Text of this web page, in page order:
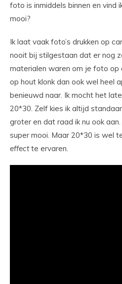
foto is inmiddels binnen en vind
mooi?
Ik laat vaak foto’s drukken op
nooit bij stilgestaan dat er nog
materialen waren om je foto op
op hout klonk dan ook wel heel
benieuwd naar. Ik mocht het
20*30. Zelf kies ik altijd
groter en dat raad ik nu ook
super mooi. Maar 20*30 is wel
effectte ervaren.